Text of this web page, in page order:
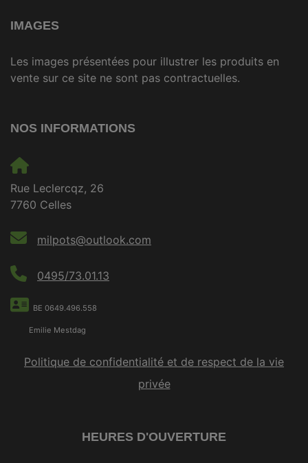
IMAGES
Les images présentées pour illustrer les produits en
vente sur ce site ne sont pas contractuelles.
NOS INFORMATIONS
Rue Leclercqz, 26
7760 Celles
milpots@outlook.com
0495/73.01.13
BE 0649.496.558
Emilie Mestdag
Politique de confidentialité et de respect de la vie
privée
HEURES D'OUVERTURE